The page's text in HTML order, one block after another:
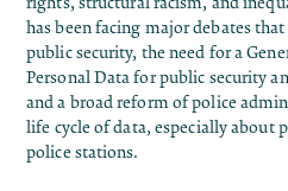
has been facing major debates
public security, the need for a
Personal Data for public security
and a broad reform of police
life cycle of data, especially about
police stations.